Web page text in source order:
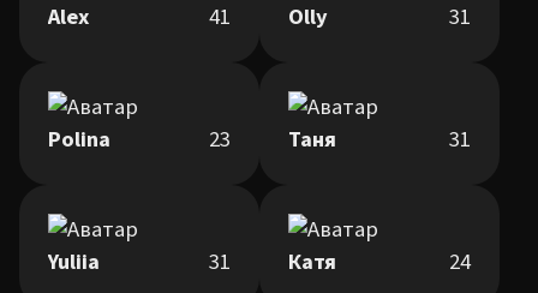
Alex 41 Olly 31
Polina 23 Таня 31
Yuliia 31 Катя 24